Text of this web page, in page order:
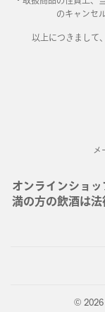
のキャンセ
以上につきまして
メ
オンラインショ
満の方の飲酒は
© 2026